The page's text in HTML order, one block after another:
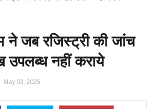
ने जब रजिस्ट्री की जांच
नहीं कराये
May 03, 2025